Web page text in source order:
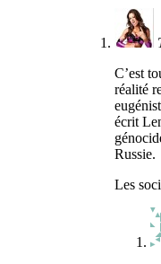
C’est
réalité
écrit
Russie.
Les